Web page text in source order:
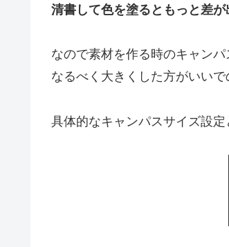
清書して色を塗るともっと差が
なので素材を作る時のキャンパ
なるべく大きくした方がいいで
具体的なキャンパスサイズ設定